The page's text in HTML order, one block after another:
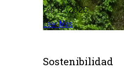
Feb 12, 2026
Leer Mas
Sostenibilidad